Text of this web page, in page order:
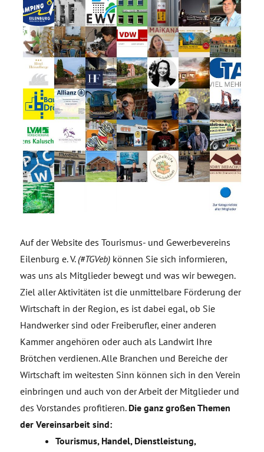
Auf der Website des Tourismus- und Gewerbevereins
Eilenburg e. V. (#TGVeb) können Sie sich informieren,
was uns als Mitglieder bewegt und was wir bewegen.
Ziel aller Aktivitäten ist die unmittelbare Förderung der
Wirtschaft in der Region, es ist dabei egal, ob Sie
Handwerker sind oder Freiberufler, einer anderen
Kammer angehören oder auch als Landwirt Ihre
Brötchen verdienen. Alle Branchen und Bereiche der
Wirtschaft im weitesten Sinn können sich in den Verein
einbringen und auch von der Arbeit der Mitglieder und
des Vorstandes profitieren. Die ganz großen Themen
der Vereinsarbeit sind:
Tourismus, Handel, Dienstleistung,